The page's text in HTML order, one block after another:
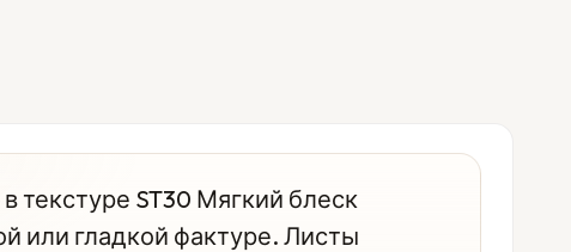
ST30 Мягкий блеск
или гладкой фактуре. Листы